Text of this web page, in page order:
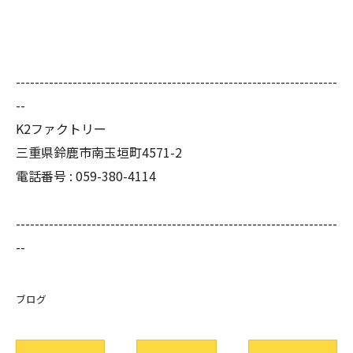
--------------------------------------------------------------------
--
K2ファクトリー
三重県鈴鹿市南玉垣町4571-2
電話番号 : 059-380-4114
--------------------------------------------------------------------
--
ブログ